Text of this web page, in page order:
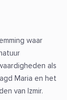
waar
als
Maria en het
van Izmir.